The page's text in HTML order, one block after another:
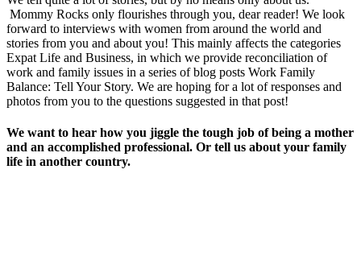
Mommy Rocks only flourishes through you, dear reader! We look
forward to interviews with women from around the world and
stories from you and about you! This mainly affects the categories
Expat Life and Business, in which we provide reconciliation of
work and family issues in a series of blog posts Work Family
Balance: Tell Your Story. We are hoping for a lot of responses and
photos from you to the questions suggested in that post!
We want to hear how you jiggle the tough job of being a mother
and an accomplished professional. Or tell us about your family
life in another country.